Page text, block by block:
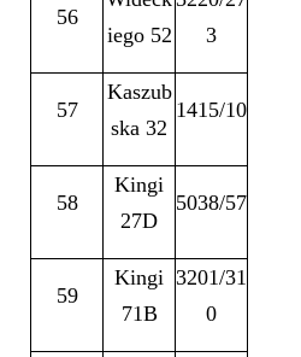
56
iego 52
3
57
Kaszub
ska 32
1415/10
58
Kingi
27D
5038/57
59
Kingi
71B
3201/31
0